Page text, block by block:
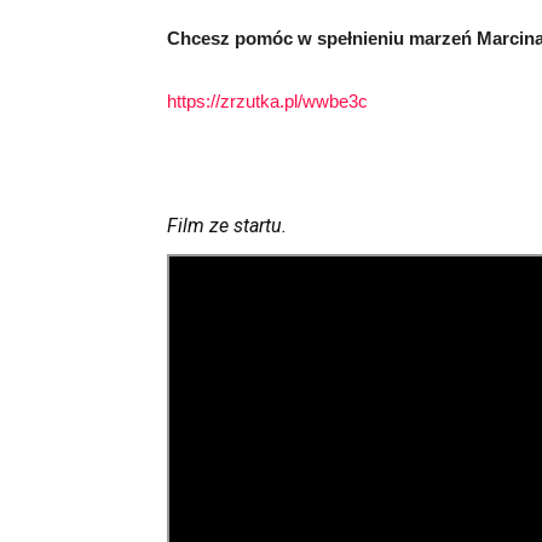
Chcesz pomóc w spełnieniu marzeń
https://zrzutka.pl/wwbe3c
Film ze startu.